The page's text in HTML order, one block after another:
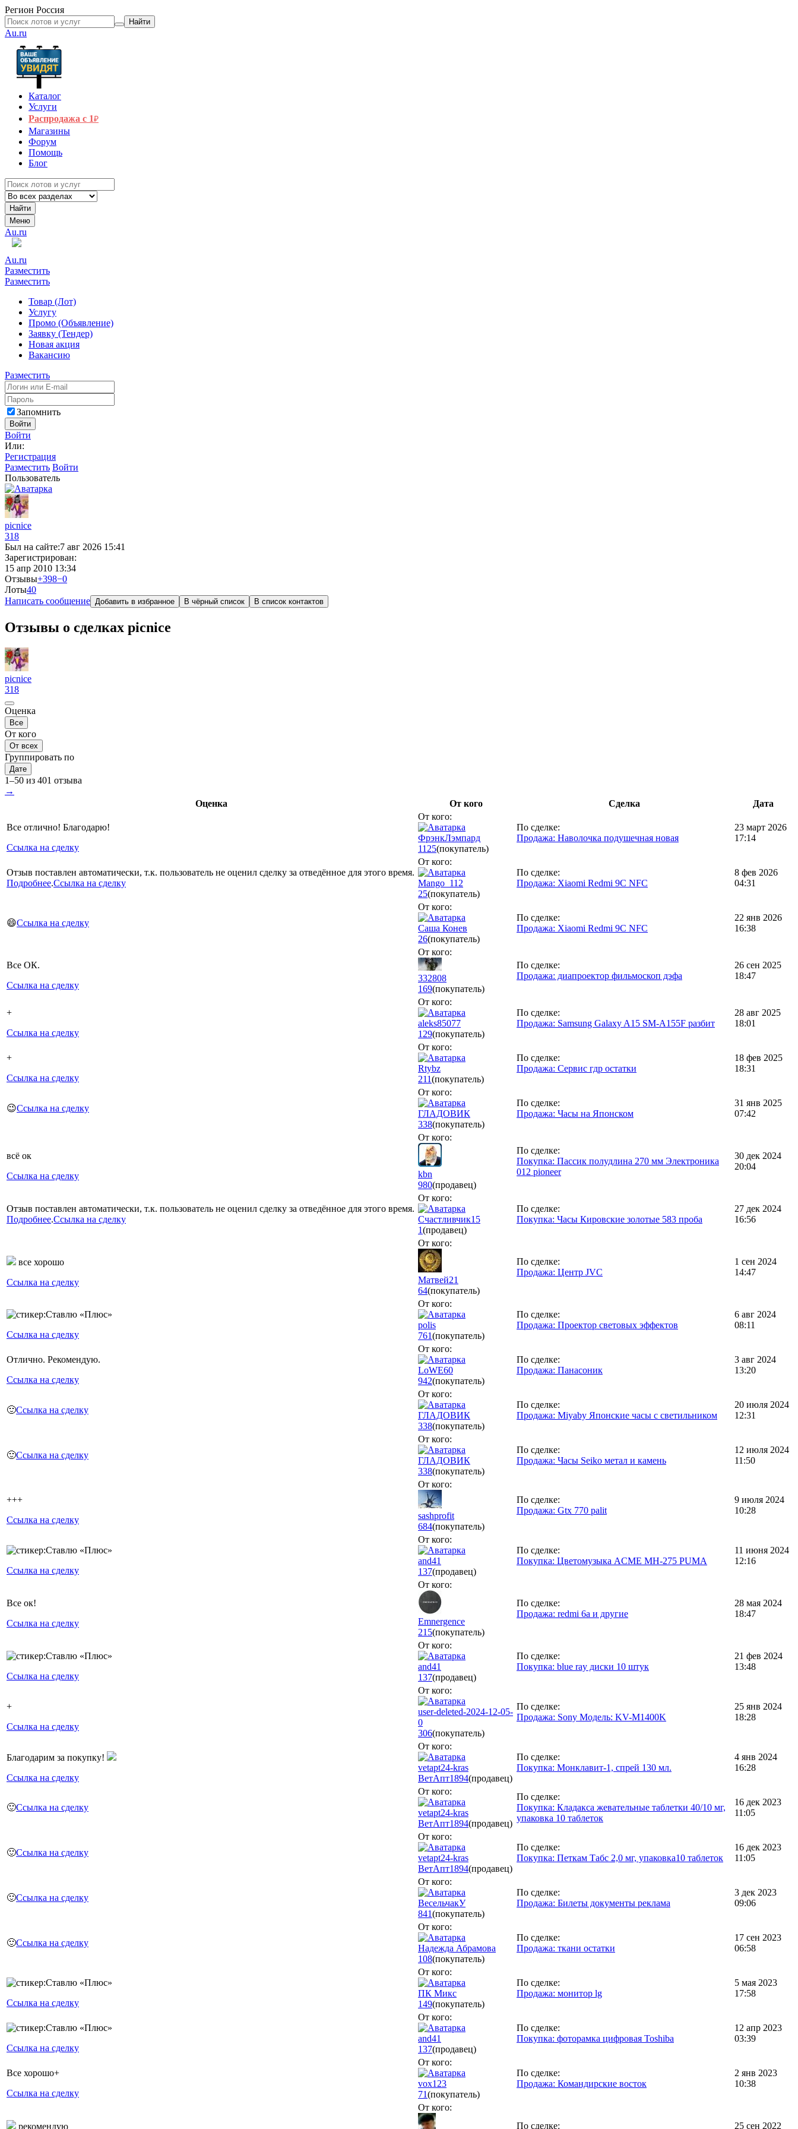
Регион Россия
Найти
Au.ru
Каталог
Услуги
Распродажа с 1₽
Магазины
Форум
Помощь
Блог
Найти
Меню
Au.ru
Au.ru
Разместить
Разместить
Товар (Лот)
Услугу
Промо (Объявление)
Заявку (Тендер)
Новая акция
Вакансию
Разместить
Запомнить
Войти
Войти
Или:
Регистрация
Разместить Войти
Пользователь
picnicе
318
Был на сайте:7 авг 2026 15:41
Зарегистрирован:
15 апр 2010 13:34
Отзывы+398−0
Лоты40
Написать сообщение Добавить в избранное В чёрный список В список контактов
Отзывы о сделках picnicе
picnicе
318
Оценка
Все
От кого
От всех
Группировать по
Дате
1–50 из 401 отзыва
→
Оценка
От кого Сделка Дата
Все отлично! Благодарю!
Ссылка на сделку
От кого:
ФрэнкЛэмпард
1125(покупатель)
По сделке:
Продажа: Наволочка подушечная новая
23 март 2026
17:14
Отзыв поставлен автоматически, т.к. пользователь не оценил сделку за отведённое для этого время.
Подробнее.Ссылка на сделку
От кого:
Mango_112
25(покупатель)
По сделке:
Продажа: Xiaomi Redmi 9C NFC
8 фев 2026
04:31
😄Ссылка на сделку
От кого:
Саша Конев
26(покупатель)
По сделке:
Продажа: Xiaomi Redmi 9C NFC
22 янв 2026
16:38
Все ОК.
Ссылка на сделку
От кого:
332808
169(покупатель)
По сделке:
Продажа: диапроектор фильмоскоп дэфа
26 сен 2025
18:47
+
Ссылка на сделку
От кого:
aleks85077
129(покупатель)
По сделке:
Продажа: Samsung Galaxy A15 SM-A155F разбит
28 авг 2025
18:01
+
Ссылка на сделку
От кого:
Rtybz
211(покупатель)
По сделке:
Продажа: Сервис гдр остатки
18 фев 2025
18:31
😉Ссылка на сделку
От кого:
ГЛАДОВИК
338(покупатель)
По сделке:
Продажа: Часы на Японском
31 янв 2025
07:42
всё ок
Ссылка на сделку
От кого:
kbn
980(продавец)
По сделке:
Покупка: Пассик полудлина 270 мм Электроника
012 pioneer
30 дек 2024
20:04
Отзыв поставлен автоматически, т.к. пользователь не оценил сделку за отведённое для этого время.
Подробнее.Ссылка на сделку
От кого:
Счастливчик15
1(продавец)
По сделке:
Покупка: Часы Кировские золотые 583 проба
27 дек 2024
16:56
все хорошо
Ссылка на сделку
От кого:
Матвей21
64(покупатель)
По сделке:
Продажа: Центр JVC
1 сен 2024
14:47
Ссылка на сделку
От кого:
polis
761(покупатель)
По сделке:
Продажа: Проектор световых эффектов
6 авг 2024
08:11
Отлично. Рекомендую.
Ссылка на сделку
От кого:
LoWE60
942(покупатель)
По сделке:
Продажа: Панасоник
3 авг 2024
13:20
🙂Ссылка на сделку
От кого:
ГЛАДОВИК
338(покупатель)
По сделке:
Продажа: Miyaby Японские часы с светильником
20 июля 2024
12:31
🙂Ссылка на сделку
От кого:
ГЛАДОВИК
338(покупатель)
По сделке:
Продажа: Часы Seiko метал и камень
12 июля 2024
11:50
+++
Ссылка на сделку
От кого:
sashprofit
684(покупатель)
По сделке:
Продажа: Gtx 770 palit
9 июля 2024
10:28
Ссылка на сделку
От кого:
and41
137(продавец)
По сделке:
Покупка: Цветомузыка ACME MH-275 PUMA
11 июня 2024
12:16
Все ок!
Ссылка на сделку
От кого:
Emnergence
215(покупатель)
По сделке:
Продажа: redmi 6a и другие
28 мая 2024
18:47
Ссылка на сделку
От кого:
and41
137(продавец)
По сделке:
Покупка: blue ray диски 10 штук
21 фев 2024
13:48
+
Ссылка на сделку
От кого:
user-deleted-2024-12-05-
0
306(покупатель)
По сделке:
Продажа: Sony Модель: KV-M1400K
25 янв 2024
18:28
Благодарим за покупку!
Ссылка на сделку
От кого:
vetapt24-kras
ВетАпт1894(продавец)
По сделке:
Покупка: Монклавит-1, спрей 130 мл.
4 янв 2024
16:28
🙂Ссылка на сделку
От кого:
vetapt24-kras
ВетАпт1894(продавец)
По сделке:
Покупка: Кладакса жевательные таблетки 40/10 мг,
упаковка 10 таблеток
16 дек 2023
11:05
🙂Ссылка на сделку
От кого:
vetapt24-kras
ВетАпт1894(продавец)
По сделке:
Покупка: Петкам Табс 2,0 мг, упаковка10 таблеток
16 дек 2023
11:05
🙂Ссылка на сделку
От кого:
ВесельчакУ
841(покупатель)
По сделке:
Продажа: Билеты документы реклама
3 дек 2023
09:06
🙂Ссылка на сделку
От кого:
Надежда Абрамова
108(покупатель)
По сделке:
Продажа: ткани остатки
17 сен 2023
06:58
Ссылка на сделку
От кого:
ПК Микс
149(покупатель)
По сделке:
Продажа: монитор lg
5 мая 2023
17:58
Ссылка на сделку
От кого:
and41
137(продавец)
По сделке:
Покупка: фоторамка цифровая Toshiba
12 апр 2023
03:39
Все хорошо+
Ссылка на сделку
От кого:
vox123
71(покупатель)
По сделке:
Продажа: Командирские восток
2 янв 2023
10:38
рекомендую
От кого:
По сделке:
25 сен 2022